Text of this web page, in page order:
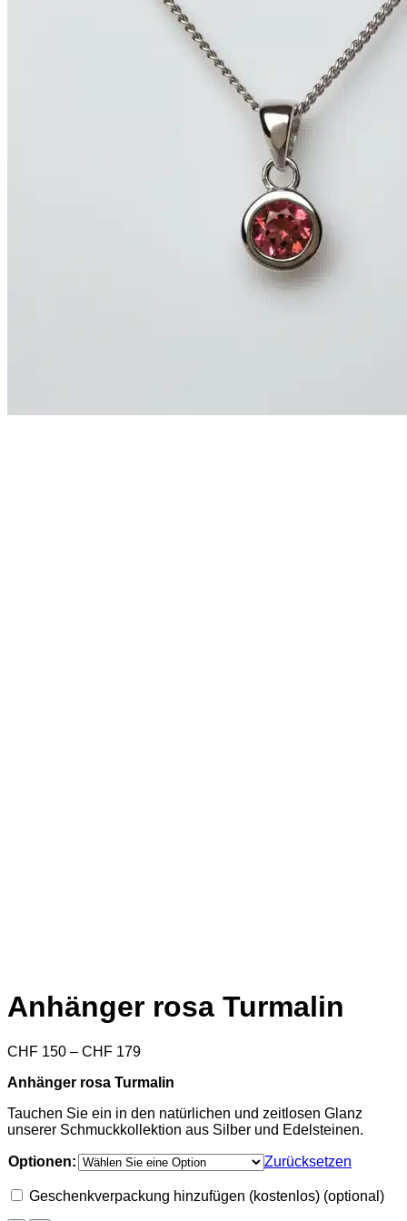
Anhänger rosa Turmalin
CHF 150 – CHF 179Preisspanne:
bis
Anhänger rosa Turmalin
Tauchen Sie ein in den natürlichen und zeitlosen Glanz
unserer Schmuckkollektion aus Silber und Edelsteinen.
Optionen: Zurücksetzen
Geschenkverpackung hinzufügen (kostenlos) (optional)